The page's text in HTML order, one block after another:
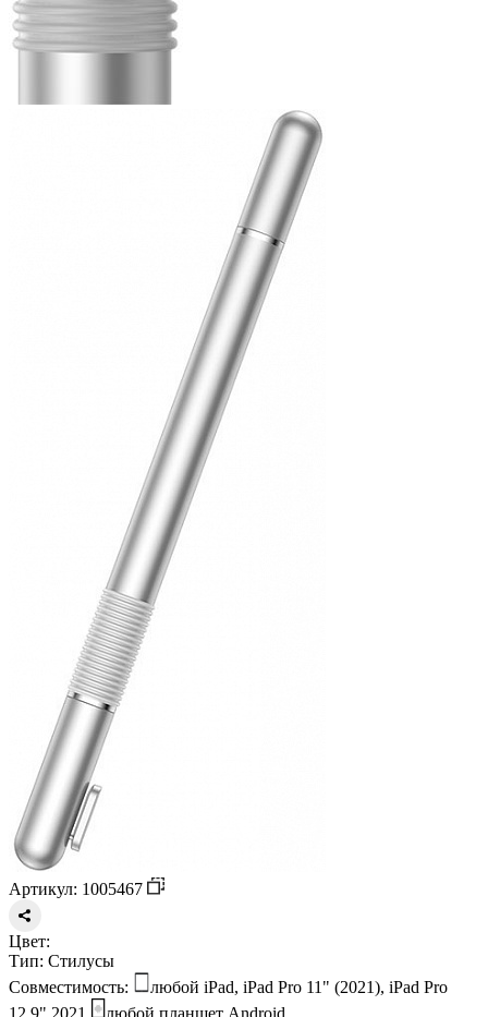
Артикул: 1005467
Цвет:
Тип: Стилусы
Совместимость:
любой iPad, iPad Pro 11" (2021), iPad Pro
12.9" 2021
любой планшет Android